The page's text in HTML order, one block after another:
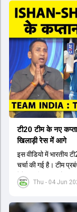
Thu - 04 Jun
टी20 टीम के नए
खिलाड़ी रेस में आगे
इस वीडियो में भारतीय
चर्चा की गई है। टीम
ऐसे युवा खिलाड़ी को
नेतृत्व कर सके। चर्चा में
घरेलू क्रिकेट में